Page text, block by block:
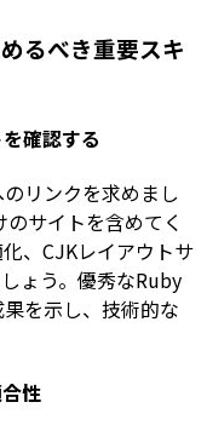
るべき重要スキ
確認する
リンクを求めまし
のサイトを含めてく
、CJKレイアウトサ
ょう。優秀なRuby
を示し、技術的な
性